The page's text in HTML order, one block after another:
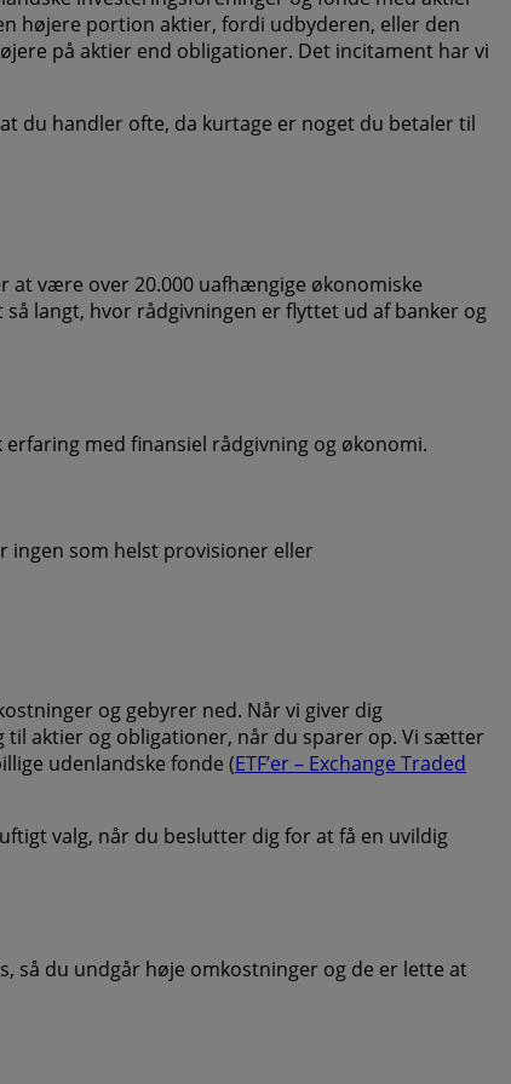
højere portion aktier, fordi udbyderen, eller den
på aktier end obligationer. Det incitament har vi
du handler ofte, da kurtage er noget du betaler til
at være over 20.000 uafhængige økonomiske
langt, hvor rådgivningen er flyttet ud af banker og
med finansiel rådgivning og økonomi.
ingen som helst provisioner eller
og gebyrer ned. Når vi giver dig
til aktier og obligationer, når du sparer op. Vi sætter
udenlandske fonde (ETF’er – Exchange Traded
valg, når du beslutter dig for at få en uvildig
så du undgår høje omkostninger og de er lette at